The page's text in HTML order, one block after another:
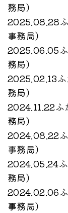
務局）
2025.08.28
事務局）
2025.06.05
務局）
2025.02.13
務局）
2024.11.22ふ
務局）
2024.08.22
事務局）
2024.05.24
務局）
2024.02.06
事務局）